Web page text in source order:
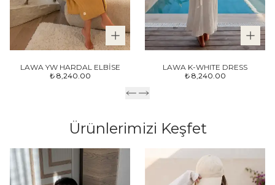
LAWA YW HARDAL ELBİSE
₺ 8,240.00
LAWA K-WHITE DRESS
₺ 8,240.00
Ürünlerimizi Keşfet